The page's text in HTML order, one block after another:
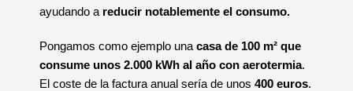
ayudando a reducir notablemente el consumo.
Pongamos como ejemplo una casa de 100 m² que
consume unos 2.000 kWh al año con aerotermia.
El coste de la factura anual sería de unos 400 euros.